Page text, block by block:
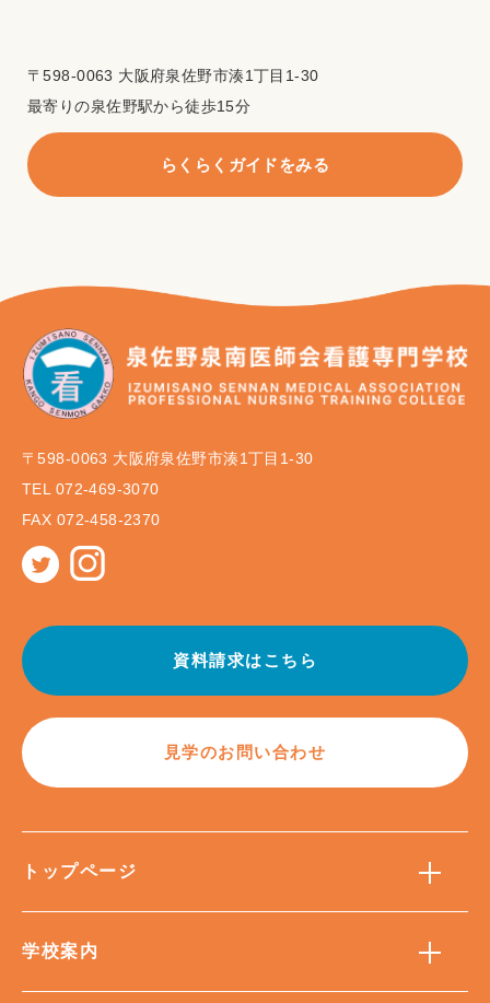
〒598-0063 大阪府泉佐野市湊1丁目1-30
最寄りの泉佐野駅から徒歩15分
らくらくガイドをみる
〒598-0063 大阪府泉佐野市湊1丁目1-30
TEL 072-469-3070
FAX 072-458-2370
資料請求はこちら
見学のお問い合わせ
トップページ
学校案内